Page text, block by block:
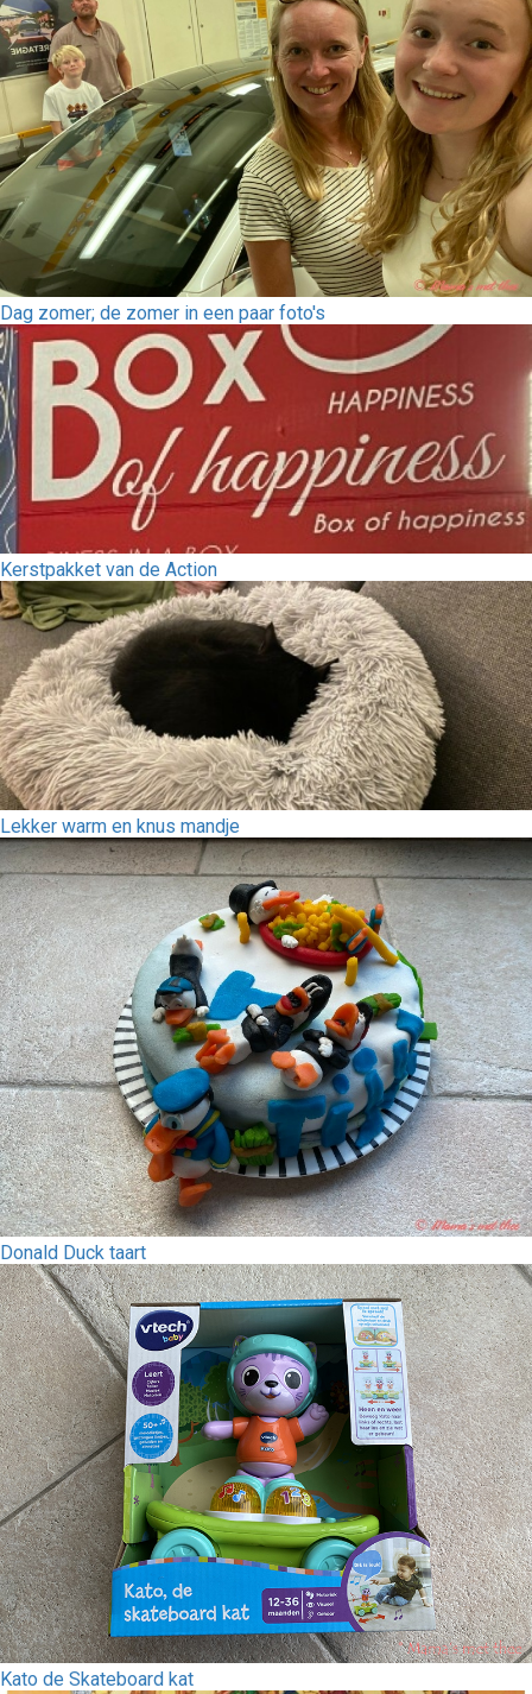
Dag zomer; de zomer in een paar foto's
Kerstpakket van de Action
Lekker warm en knus mandje
Donald Duck taart
Kato de Skateboard kat